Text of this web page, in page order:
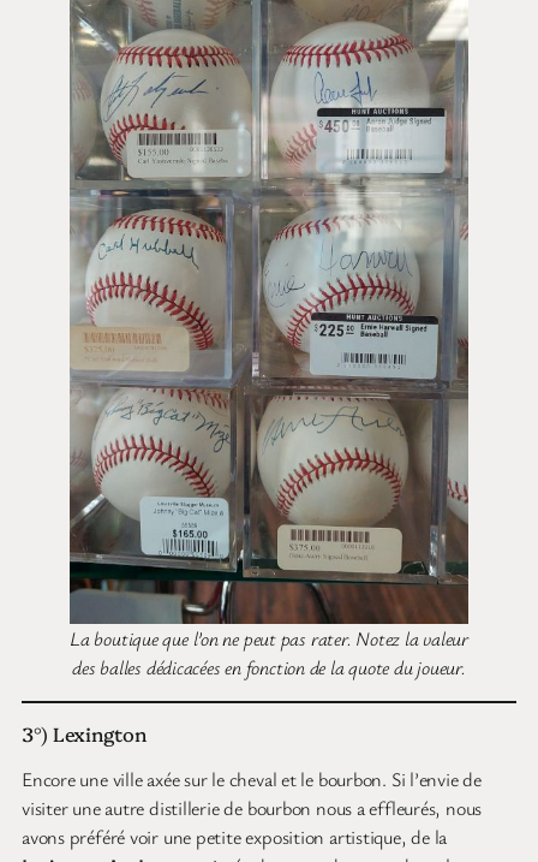
La boutique que l’on ne peut pas rater. Notez la valeur
des balles dédicacées en fonction de la quote du joueur.
3°) Lexington
Encore une ville axée sur le cheval et le bourbon. Si l’envie de
visiter une autre distillerie de bourbon nous a effleurés, nous
avons préféré voir une petite exposition artistique, de la